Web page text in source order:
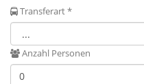
Transferart *
Anzahl Personen